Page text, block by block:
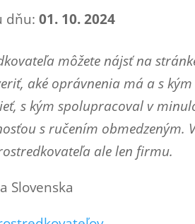
dňu:01. 10. 2024
môžete nájsť na
aké oprávnenia má a s
s kým spolupracoval v
s ručením obmedzeným.
ale len firmu.
Slovenska